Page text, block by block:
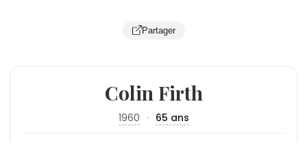
Partager
Colin Firth
1960 · 65 ans